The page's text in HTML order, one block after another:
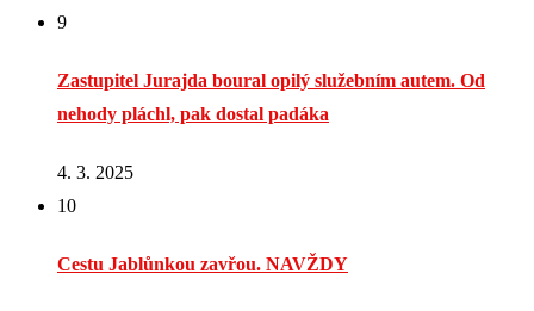
9
Zastupitel Jurajda boural opilý služebním autem. Od
nehody pláchl, pak dostal padáka
4. 3. 2025
10
Cestu Jablůnkou zavřou. NAVŽDY